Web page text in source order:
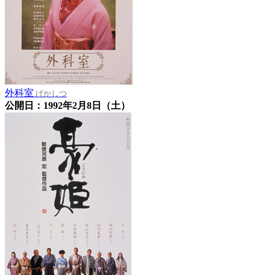
外科室 げかしつ
公開日：1992年2月8日（土）